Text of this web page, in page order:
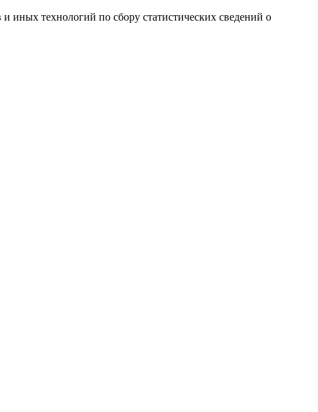
иных технологий по сбору статистических сведений о